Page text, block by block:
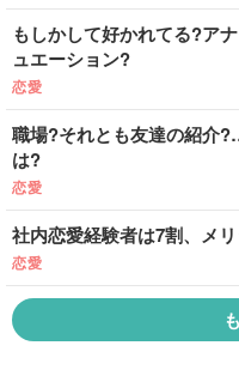
もしかして好かれてる?ア
ュエーション?
恋愛
職場?それとも友達の紹介
は?
恋愛
社内恋愛経験者は7割、メ
恋愛